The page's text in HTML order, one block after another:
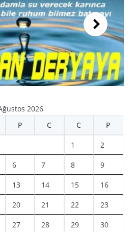
2026
P C C P
1 2
6 7 8 9
13 14 15 16
20 21 22 23
27 28 29 30